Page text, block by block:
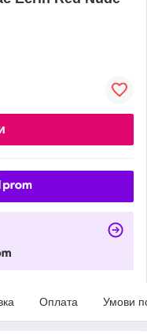
Оплата Умови